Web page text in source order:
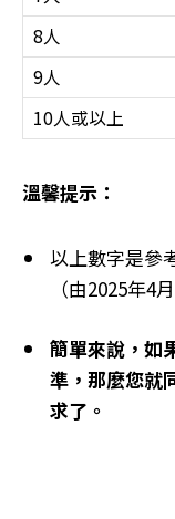
8人
9人
10人或以上
溫馨提示：
以上數字是參
（由2025年4
簡單來說，如
準，那麼您就
求了。